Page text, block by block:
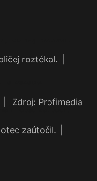
roztékal.
Zdroj: Profimedia
zaútočil.